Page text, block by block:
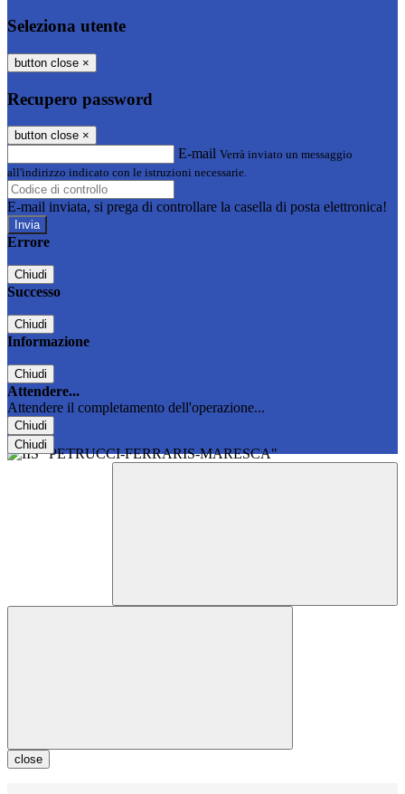
Seleziona utente
button close ×
Recupero password
button close ×
E-mail Verrà inviato un messaggio
all'indirizzo indicato con le istruzioni necessarie.
E-mail inviata, si prega di controllare la casella di posta elettronica!
Errore
Chiudi
Successo
Chiudi
Informazione
Chiudi
Attendere...
Attendere il completamento dell'operazione...
Chiudi
Chiudi
close